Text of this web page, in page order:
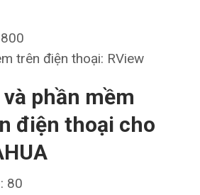
trên điện thoại: RView
phần mềm
điện thoại cho
80